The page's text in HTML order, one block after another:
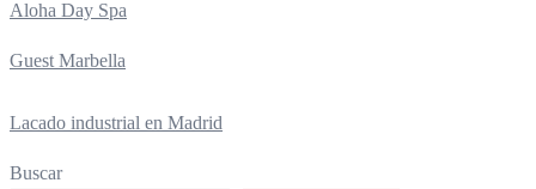
Aloha Day Spa
Guest Marbella
Lacado industrial en Madrid
Buscar